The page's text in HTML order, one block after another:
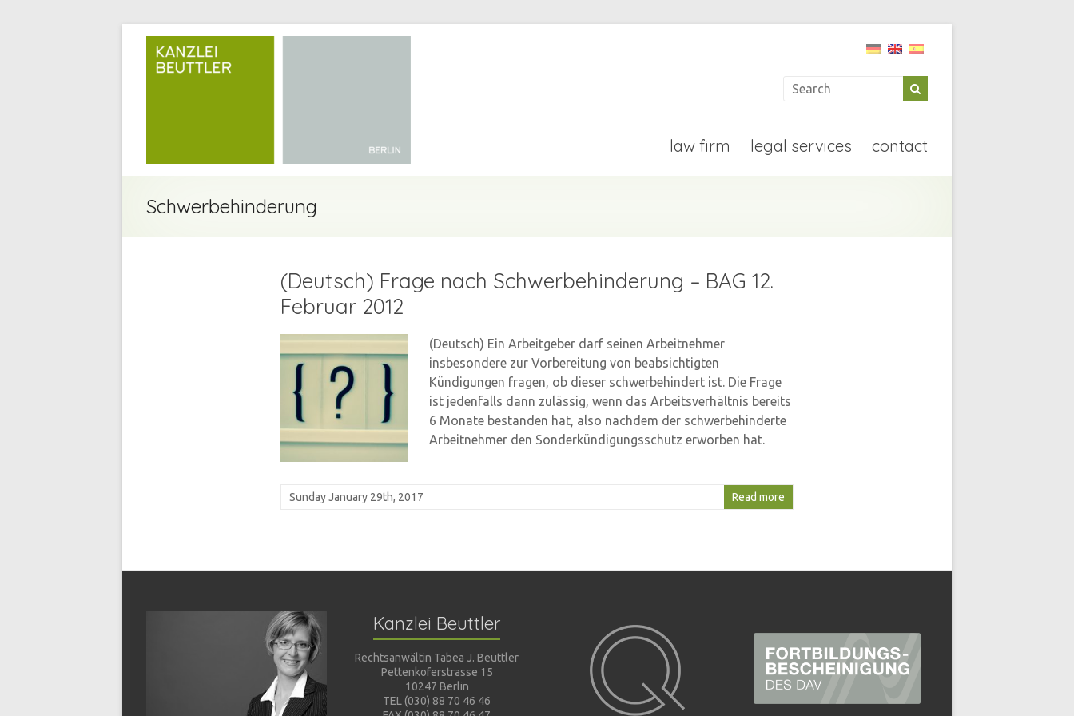
law firm legal services contact
Schwerbehinderung
(Deutsch) Frage nach Schwerbehinderung – BAG 12.
Februar 2012
(Deutsch) Ein Arbeitgeber darf seinen Arbeitnehmer
insbesondere zur Vorbereitung von beabsichtigten
Kündigungen fragen, ob dieser schwerbehindert ist. Die Frage
ist jedenfalls dann zulässig, wenn das Arbeitsverhältnis bereits
6 Monate bestanden hat, also nachdem der schwerbehinderte
Arbeitnehmer den Sonderkündigungsschutz erworben hat.
Sunday January 29th, 2017 Read more
Kanzlei Beuttler
Rechtsanwältin Tabea J. Beuttler
Pettenkoferstrasse 15
10247 Berlin
TEL (030) 88 70 46 46